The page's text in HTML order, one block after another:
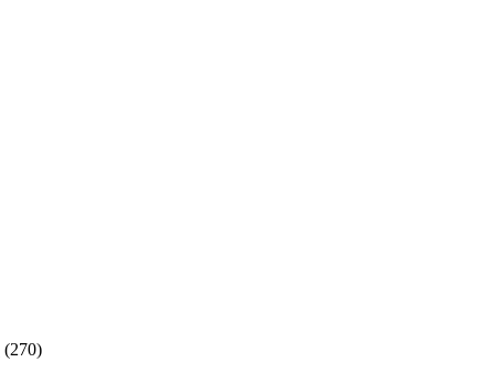
(270)